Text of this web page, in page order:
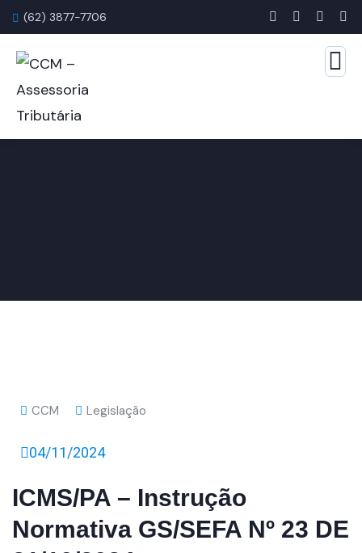
(62) 3877-7706
CCM Legislação
04/11/2024
ICMS/PA – Instrução
Normativa GS/SEFA Nº 23 DE